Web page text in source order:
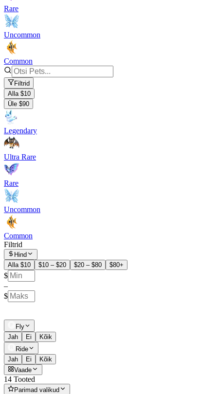
Rare
Uncommon
Common
Filtrid
Alla $10
Üle $90
Legendary
Ultra Rare
Rare
Uncommon
Common
Filtrid
Hind
Alla $10
$10 – $20 $20 – $80 $80+
$
–
$
Fly
Jah
Ei
Kõik
Ride
Jah
Ei
Kõik
Vaade
14 Tooted
Parimad valikud